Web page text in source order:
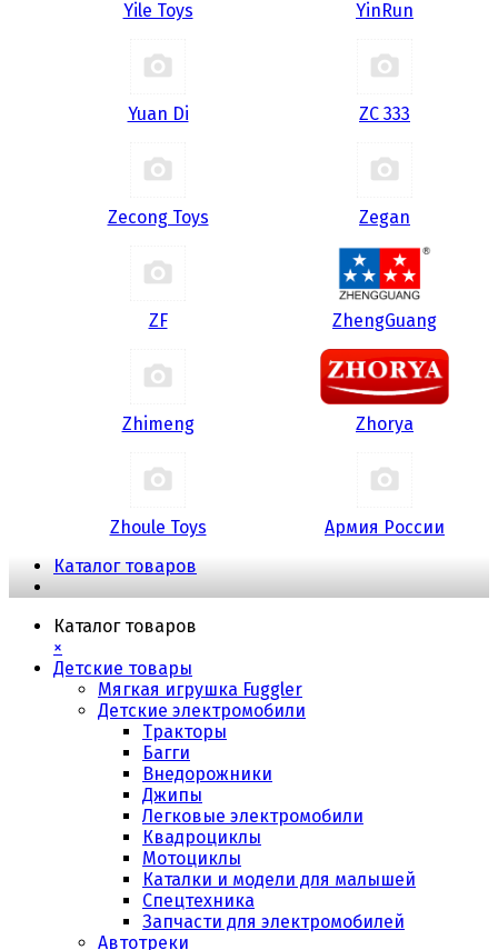
Yile Toys YinRun
Yuan Di ZC 333
Zecong Toys Zegan
ZF ZhengGuang
Zhimeng Zhorya
Zhoule Toys
Армия России
Каталог товаров
Каталог товаров
×
Детские товары
Мягкая игрушка Fuggler
Детские электромобили
Тракторы
Багги
Внедорожники
Джипы
Легковые электромобили
Квадроциклы
Мотоциклы
Каталки и модели для малышей
Спецтехника
Запчасти для электромобилей
Автотреки